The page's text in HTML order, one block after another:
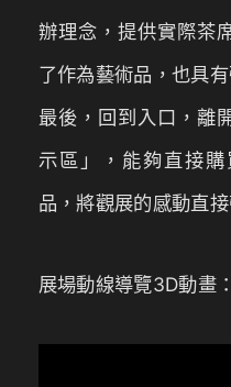
辦理念，提供實際茶
了作為藝術品，也具
最後，回到入口，離
示區」，能夠直接
品，將觀展的感動直
展場動線導覽3D動畫：